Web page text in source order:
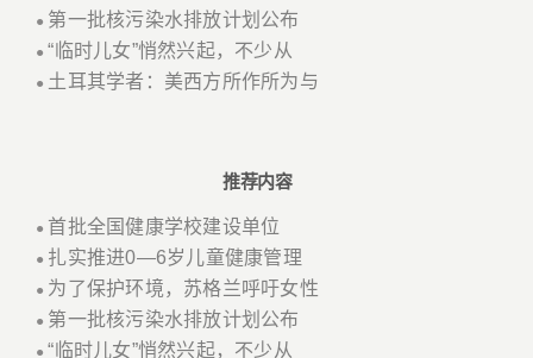
● 第一批核污染水排放计划公布
●“临时儿女”悄然兴起，不少从
● 土耳其学者：美西方所作所为与
推荐内容
● 首批全国健康学校建设单位
● 扎实推进0—6岁儿童健康管理
● 为了保护环境，苏格兰呼吁女性
● 第一批核污染水排放计划公布
●“临时儿女”悄然兴起，不少从